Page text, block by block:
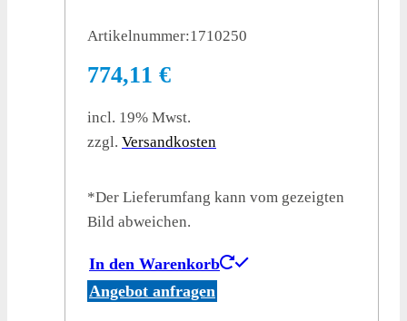
Artikelnummer:1710250
774,11 €
incl. 19% Mwst.
zzgl. Versandkosten
*Der Lieferumfang kann vom gezeigten
Bild abweichen.
In den Warenkorb
Angebot anfragen